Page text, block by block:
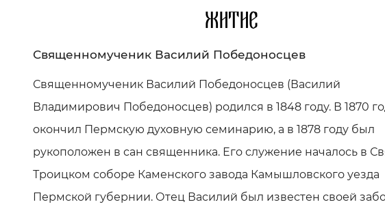
Житие
Священномученик Василий Победоносцев
Священномученик Василий Победоносцев (Василий
Владимирович Победоносцев) родился в 1848 году. В 1870
окончил Пермскую духовную семинарию, а в 1878 году был
рукоположен в сан священника. Его служение началось в
Троицком соборе Каменского завода Камышловского уезда
Пермской губернии. Отец Василий был известен своей